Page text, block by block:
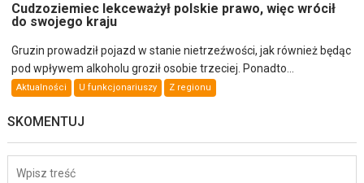
Cudzoziemiec lekceważył polskie prawo, więc wrócił
do swojego kraju
Gruzin prowadził pojazd w stanie nietrzeźwości, jak również będąc
pod wpływem alkoholu groził osobie trzeciej. Ponadto...
Aktualności U funkcjonariuszy Z regionu
SKOMENTUJ